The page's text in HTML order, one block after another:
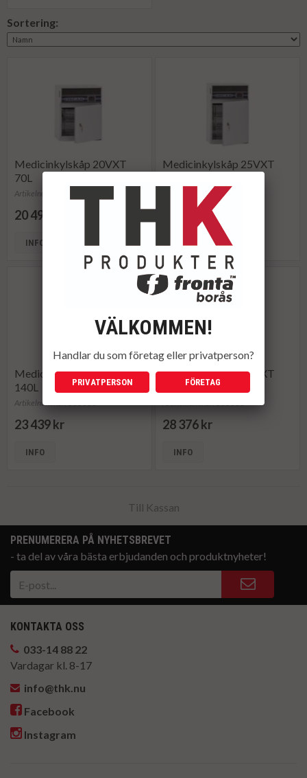
Sortering:
Medicinkylskåp 20VXT
70L
Artikelnummer: 866084
20 499 kr
INFO
Medicinkylskåp 25VXT
Artikelnummer: 866085
22 432 kr
INFO
Medicinkylskåp 30VXT
140L
Artikelnummer: 866086
23 439 kr
INFO
Medicinkylskåp 45VXT
320L
Artikelnummer: 866088
28 376 kr
INFO
Till Kassan
PRENUMERERA PÅ NYHETSBREVET
- ta del av våra bästa erbjudanden och produktnyheter!
KONTAKTA OSS
033-14 88 22
Vardagar kl. 8-17
info@thk.nu
Facebook
Instagram
VÄLKOMMEN!
Handlar du som företag eller privatperson?
PRIVATPERSON FÖRETAG